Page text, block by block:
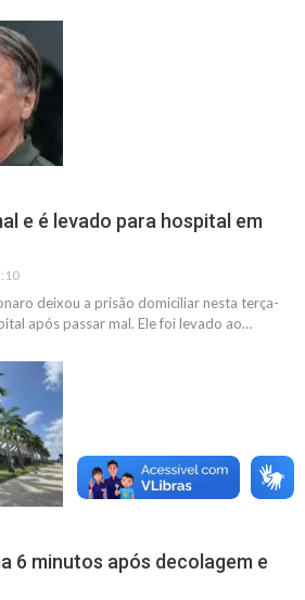
e é levado para hospital em
deixou a prisão domiciliar nesta terça-
após passar mal. Ele foi levado ao…
6 minutos após decolagem e